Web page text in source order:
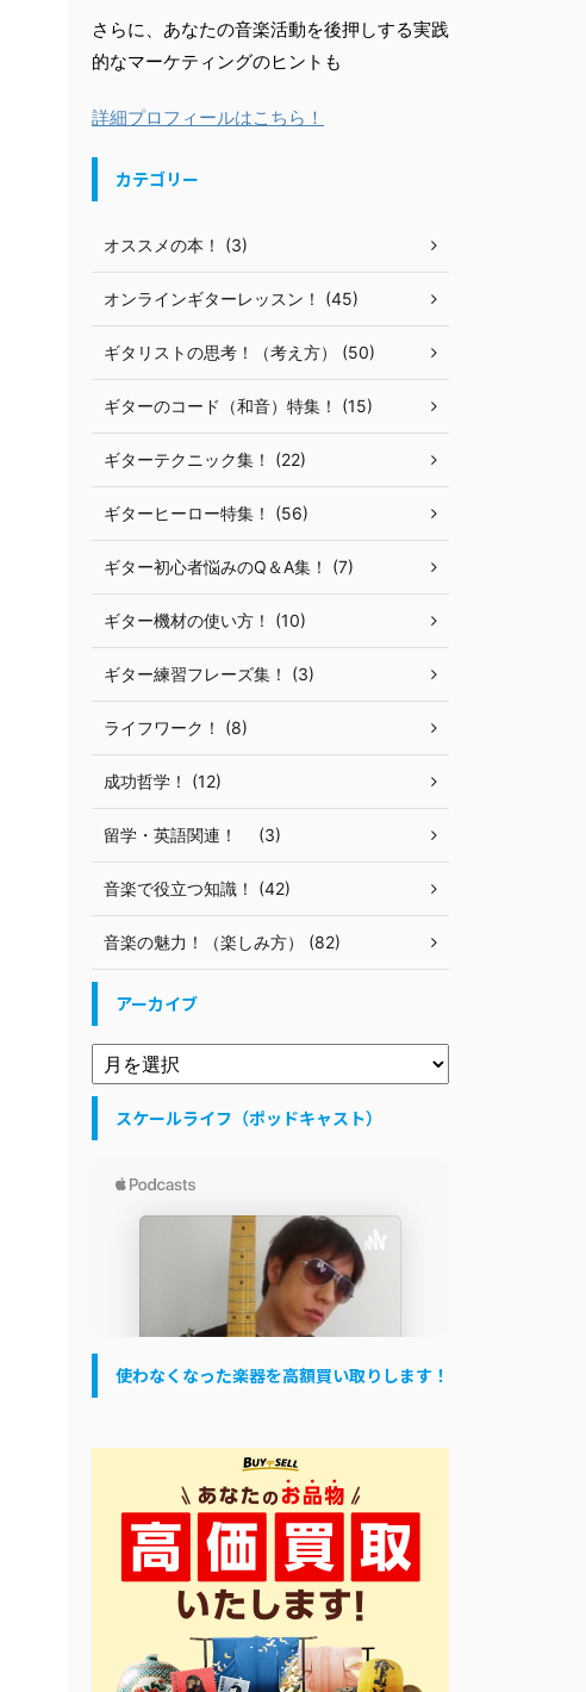
さらに、あなたの音楽活動を後押しする実践
的なマーケティングのヒントも
詳細プロフィールはこちら！
カテゴリー
オススメの本！ (3)
オンラインギターレッスン！ (45)
ギタリストの思考！（考え方） (50)
ギターのコード（和音）特集！ (15)
ギターテクニック集！ (22)
ギターヒーロー特集！ (56)
ギター初心者悩みのQ＆A集！ (7)
ギター機材の使い方！ (10)
ギター練習フレーズ集！ (3)
ライフワーク！ (8)
成功哲学！ (12)
留学・英語関連！ (3)
音楽で役立つ知識！ (42)
音楽の魅力！（楽しみ方） (82)
アーカイブ
スケールライフ（ポッドキャスト）
使わなくなった楽器を高額買い取りします！